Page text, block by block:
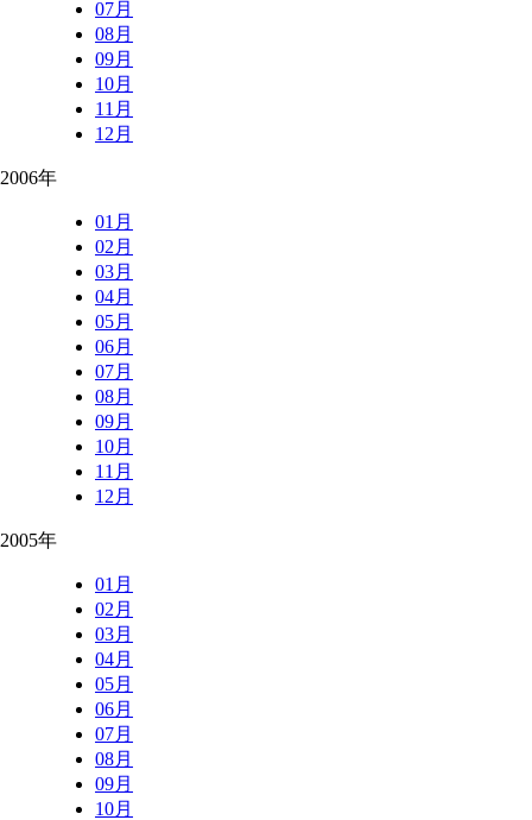
07月
08月
09月
10月
11月
12月
2006年
01月
02月
03月
04月
05月
06月
07月
08月
09月
10月
11月
12月
2005年
01月
02月
03月
04月
05月
06月
07月
08月
09月
10月